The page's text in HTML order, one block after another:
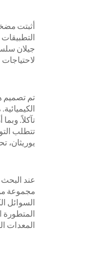
أثبتت
جيلان
تم تصميم
الكيميائية.
تآكلاً.
تتطلب
يوريثان،
مجموعة
المعدات